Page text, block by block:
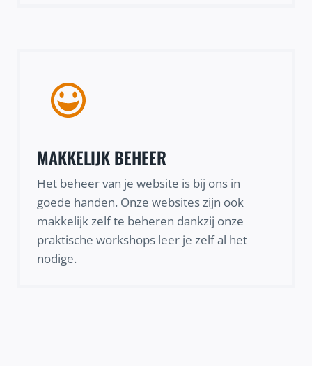
MAKKELIJK BEHEER
Het beheer van je website is bij ons in
goede handen. Onze websites zijn ook
makkelijk zelf te beheren dankzij onze
praktische workshops leer je zelf al het
nodige.